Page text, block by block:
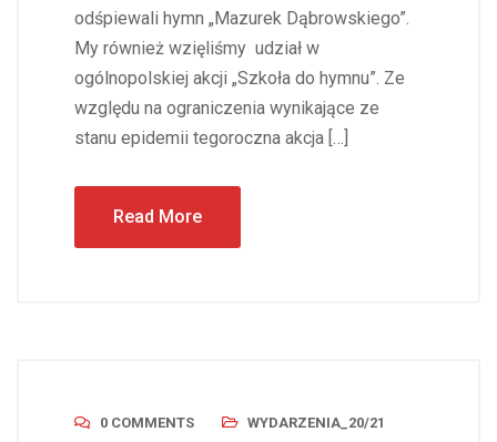
odśpiewali hymn „Mazurek Dąbrowskiego”.
My również wzięliśmy udział w
ogólnopolskiej akcji „Szkoła do hymnu”. Ze
względu na ograniczenia wynikające ze
stanu epidemii tegoroczna akcja […]
Read More
0 COMMENTS WYDARZENIA_20/21